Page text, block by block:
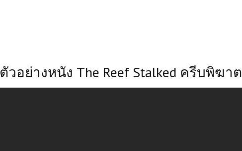
ตัวอย่างหนัง The Reef Stalked ครีบพิฆาต